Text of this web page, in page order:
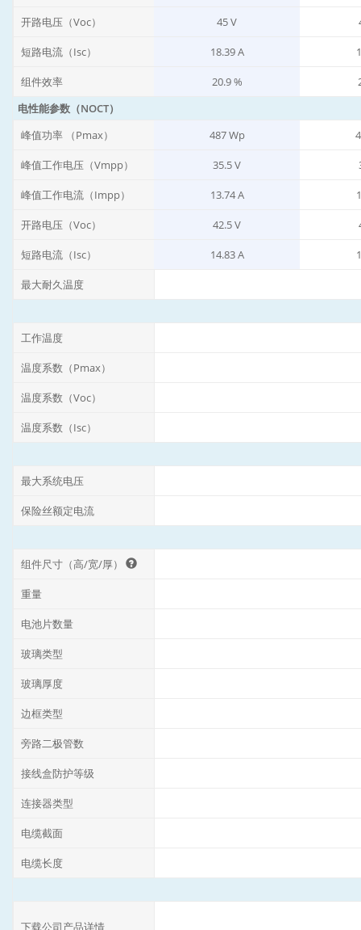
开路电压（Voc） 45 V
短路电流（Isc） 18.39 A
组件效率 20.9 %
电性能参数（NOCT）
峰值功率 （Pmax）
487 Wp
峰值工作电压（Vmpp） 35.5 V
峰值工作电流（Impp） 13.74 A
开路电压（Voc） 42.5 V
短路电流（Isc） 14.83 A
最大耐久温度
工作温度
温度系数（Pmax）
温度系数（Voc）
温度系数（Isc）
最大系统电压
保险丝额定电流
组件尺寸（高/宽/厚）
重量
电池片数量
玻璃类型
玻璃厚度
边框类型
旁路二极管数
接线盒防护等级
连接器类型
电缆截面
电缆长度
下载公司产品详情